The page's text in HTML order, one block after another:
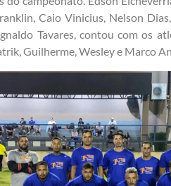
Caio Vinicius, Nelson
Tavares, contou com os
Guilherme, Wesley e Marco